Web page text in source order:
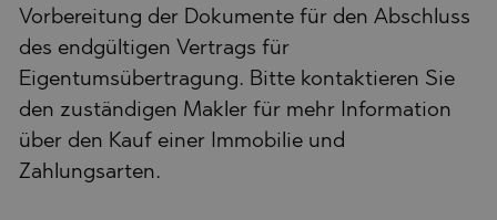
Vorbereitung der Dokumente für den Abschluss
des endgültigen Vertrags für
Eigentumsübertragung. Bitte kontaktieren Sie
den zuständigen Makler für mehr Information
über den Kauf einer Immobilie und
Zahlungsarten.